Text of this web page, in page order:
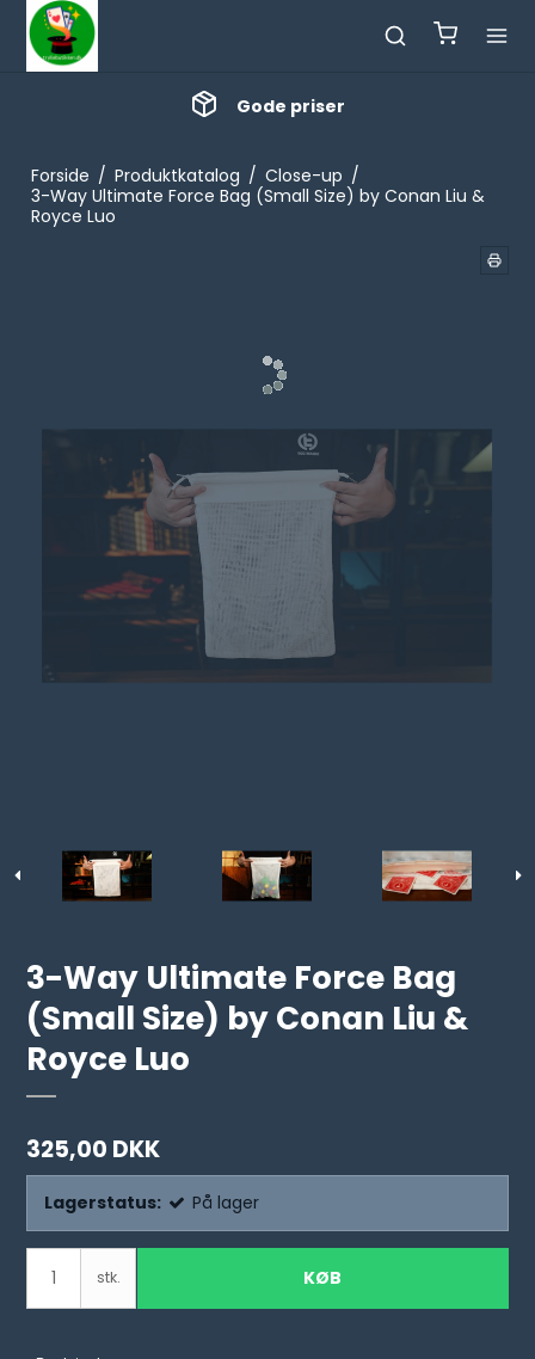
Gode priser
Forside / Produktkatalog / Close-up /
3-Way Ultimate Force Bag (Small Size) by Conan Liu &
Royce Luo
3-Way Ultimate Force Bag
(Small Size) by Conan Liu &
Royce Luo
325,00 DKK
Lagerstatus: På lager
stk. KØB